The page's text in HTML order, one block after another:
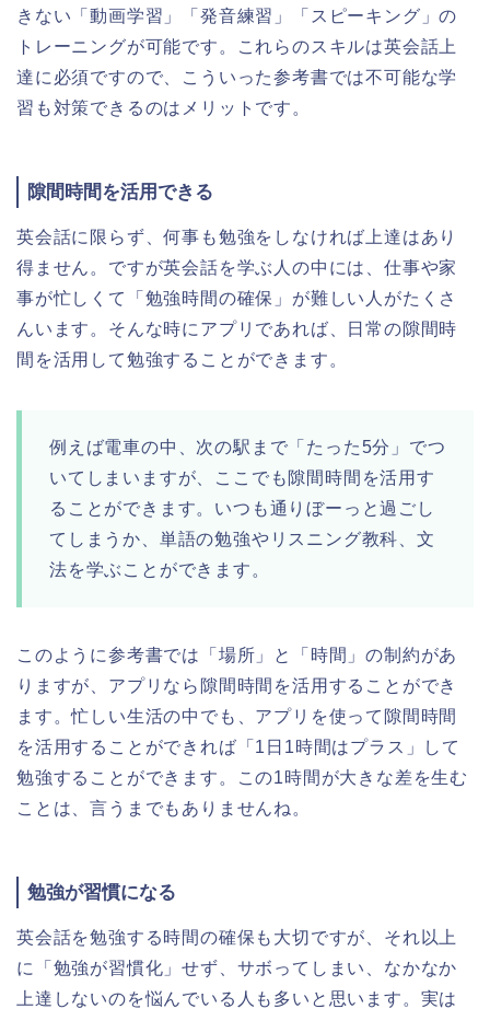
きない「動画学習」「発音練習」「スピーキング」の
トレーニングが可能です。これらのスキルは英会話上
達に必須ですので、こういった参考書では不可能な学
習も対策できるのはメリットです。
隙間時間を活用できる
英会話に限らず、何事も勉強をしなければ上達はあり
得ません。ですが英会話を学ぶ人の中には、仕事や家
事が忙しくて「勉強時間の確保」が難しい人がたくさ
んいます。そんな時にアプリであれば、日常の隙間時
間を活用して勉強することができます。
例えば電車の中、次の駅まで「たった5分」でつ
いてしまいますが、ここでも隙間時間を活用す
ることができます。いつも通りぼーっと過ごし
てしまうか、単語の勉強やリスニング教科、文
法を学ぶことができます。
このように参考書では「場所」と「時間」の制約があ
りますが、アプリなら隙間時間を活用することができ
ます。忙しい生活の中でも、アプリを使って隙間時間
を活用することができれば「1日1時間はプラス」して
勉強することができます。この1時間が大きな差を生む
ことは、言うまでもありませんね。
勉強が習慣になる
英会話を勉強する時間の確保も大切ですが、それ以上
に「勉強が習慣化」せず、サボってしまい、なかなか
上達しないのを悩んでいる人も多いと思います。実は